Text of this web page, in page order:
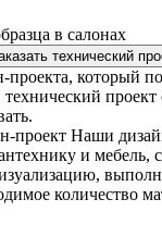
в салонах
технический
который
проект
проект Наши
и мебель,
количество